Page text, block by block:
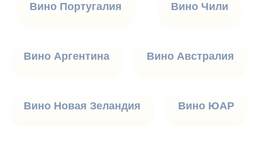
Вино Португалия Вино Чили
Вино Аргентина Вино Австралия
Вино Новая Зеландия Вино ЮАР